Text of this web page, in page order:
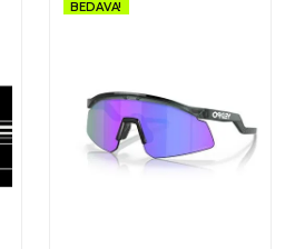
BEDAVA!